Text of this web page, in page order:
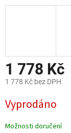
1 778 Kč
1 778 Kč bez DPH
cena:
Vyprodáno
Možnosti doručení